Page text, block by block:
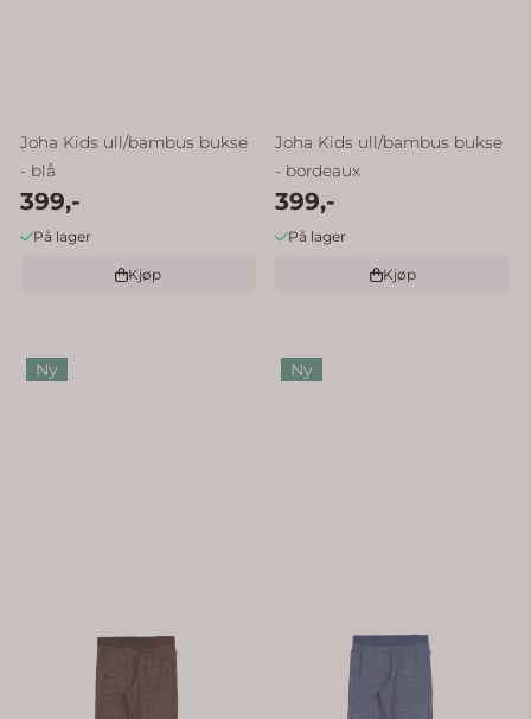
Joha Kids ull/bambus bukse
- blå
399,-
På lager
Kjøp
Joha Kids ull/bambus bukse
- bordeaux
399,-
På lager
Kjøp
Ny Ny